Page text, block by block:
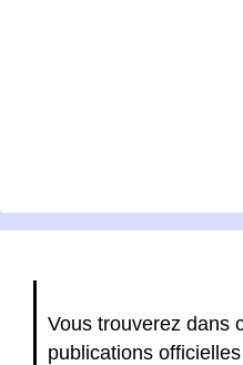
Vous trouverez dans
publications